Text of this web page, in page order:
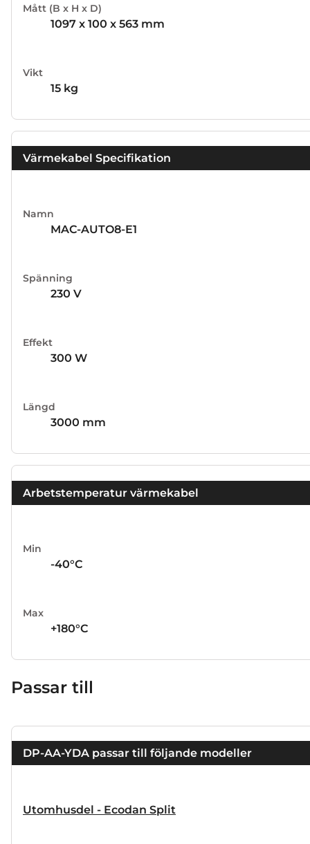
Mått (B x H x D)
1097 x 100 x 563 mm
Vikt
15 kg
Värmekabel Specifikation
Namn
MAC-AUTO8-E1
Spänning
230 V
Effekt
300 W
Längd
3000 mm
Arbetstemperatur värmekabel
Min
-40°C
Max
+180°C
Passar till
DP-AA-YDA passar till följande modeller
Utomhusdel - Ecodan Split